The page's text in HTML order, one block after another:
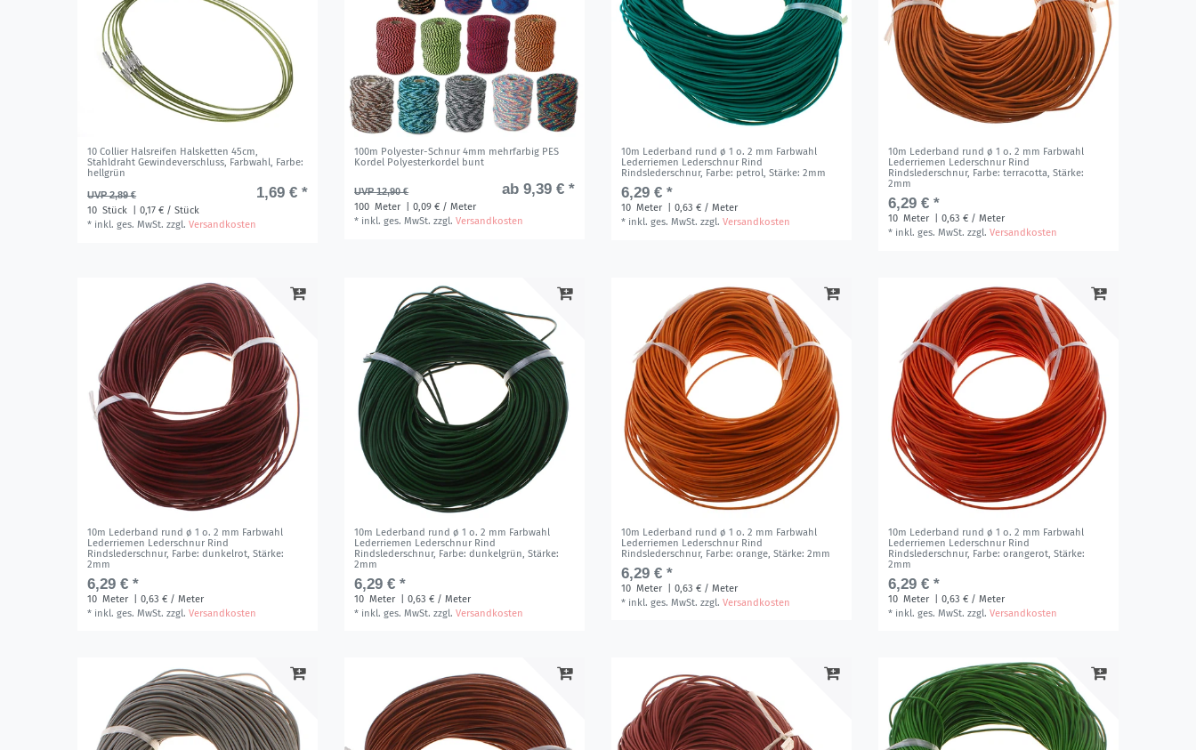
10 Collier Halsreifen Halsketten 45cm,
Stahldraht Gewindeverschluss, Farbwahl, Farbe:
hellgrün
UVP 2,89 € 1,69 € *
10 Stück
| 0,17 € / Stück
* inkl. ges. MwSt. zzgl.Versandkosten
100m Polyester-Schnur 4mm mehrfarbig PES
Kordel Polyesterkordel bunt
UVP 12,90 € ab 9,39 € *
100 Meter
| 0,09 € / Meter
* inkl. ges. MwSt. zzgl.Versandkosten
10m Lederband rund ø 1 o. 2 mm Farbwahl
Lederriemen Lederschnur Rind
Rindslederschnur, Farbe: petrol, Stärke: 2mm
6,29 € *
10 Meter
| 0,63 € / Meter
* inkl. ges. MwSt. zzgl.Versandkosten
10m Lederband rund ø 1 o. 2 mm Farbwahl
Lederriemen Lederschnur Rind
Rindslederschnur, Farbe: terracotta, Stärke:
2mm
6,29 € *
10 Meter
| 0,63 € / Meter
* inkl. ges. MwSt. zzgl.Versandkosten
10m Lederband rund ø 1 o. 2 mm Farbwahl
Lederriemen Lederschnur Rind
Rindslederschnur, Farbe: dunkelrot, Stärke:
2mm
6,29 € *
10 Meter
| 0,63 € / Meter
* inkl. ges. MwSt. zzgl.Versandkosten
10m Lederband rund ø 1 o. 2 mm Farbwahl
Lederriemen Lederschnur Rind
Rindslederschnur, Farbe: dunkelgrün, Stärke:
2mm
6,29 € *
10 Meter
| 0,63 € / Meter
* inkl. ges. MwSt. zzgl.Versandkosten
10m Lederband rund ø 1 o. 2 mm Farbwahl
Lederriemen Lederschnur Rind
Rindslederschnur, Farbe: orange, Stärke: 2mm
6,29 € *
10 Meter
| 0,63 € / Meter
* inkl. ges. MwSt. zzgl.Versandkosten
10m Lederband rund ø 1 o. 2 mm Farbwahl
Lederriemen Lederschnur Rind
Rindslederschnur, Farbe: orangerot, Stärke:
2mm
6,29 € *
10 Meter
| 0,63 € / Meter
* inkl. ges. MwSt. zzgl.Versandkosten